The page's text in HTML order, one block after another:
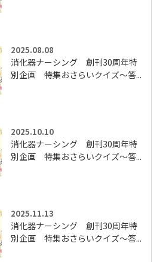
2025.08.08
消化器ナーシング 創刊30周年特
別企画 特集おさらいクイズ～答...
2025.10.10
消化器ナーシング 創刊30周年特
別企画 特集おさらいクイズ～答...
2025.11.13
消化器ナーシング 創刊30周年特
別企画 特集おさらいクイズ～答...